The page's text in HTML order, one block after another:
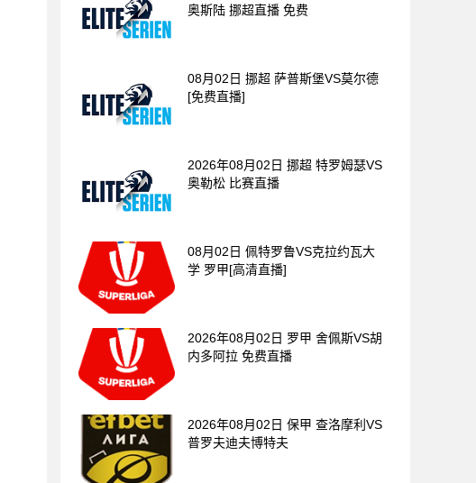
奥斯陆 挪超直播 免费
08月02日 挪超 萨普斯堡VS莫尔德
[免费直播]
2026年08月02日 挪超 特罗姆瑟VS
奥勒松 比赛直播
08月02日 佩特罗鲁VS克拉约瓦大
学 罗甲[高清直播]
2026年08月02日 罗甲 舍佩斯VS胡
内多阿拉 免费直播
2026年08月02日 保甲 查洛摩利VS
普罗夫迪夫博特夫